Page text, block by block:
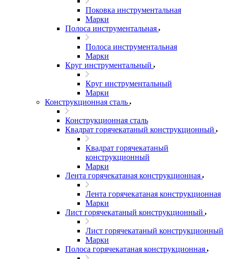
Поковка инструментальная
Марки
Полоса инструментальная
Полоса инструментальная
Марки
Круг инструментальный
Круг инструментальный
Марки
Конструкционная сталь
Конструкционная сталь
Квадрат горячекатаный конструкционный
Квадрат горячекатаный
конструкционный
Марки
Лента горячекатаная конструкционная
Лента горячекатаная конструкционная
Марки
Лист горячекатаный конструкционный
Лист горячекатаный конструкционный
Марки
Полоса горячекатаная конструкционная